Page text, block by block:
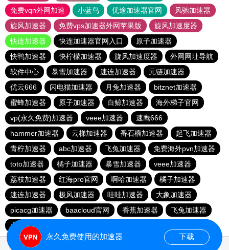
免费vqn外网加速
小蓝鸟 优途加速器官网
风驰加速器
旋风加速器
免费vps加速器外网苹果版
旋风加速度器
快连加速器
快连加速器官网入口
原子加速器
快鸭加速器
快柠檬加速器 旋风加速度器
外网网址导航
软件中心
暴雪加速器 速连加速器
元链加速器
优云666
闪电猫加速器 月兔加速器
bitznet加速器
蜜蜂加速器
原子加速器 白鲸加速器
海外梯子官网
vp(永久免费)加速器
veee加速器
速鹰666
hammer加速器
云梯加速器 番石榴加速器
起飞加速器
青柠加速器
abc加速器 飞兔加速器
免费海外pvn加速器
toto加速器
橘子加速器 暴雪加速器
veee加速器
荔枝加速器
红海pro官网 啊哈加速器
橘子加速器
速连加速器
极风加速器 哇哇加速器
大象加速器
picacg加速器
baacloud官网 香蕉加速器
飞兔加速器
点点加速器
永久免费使用的加速器 下载